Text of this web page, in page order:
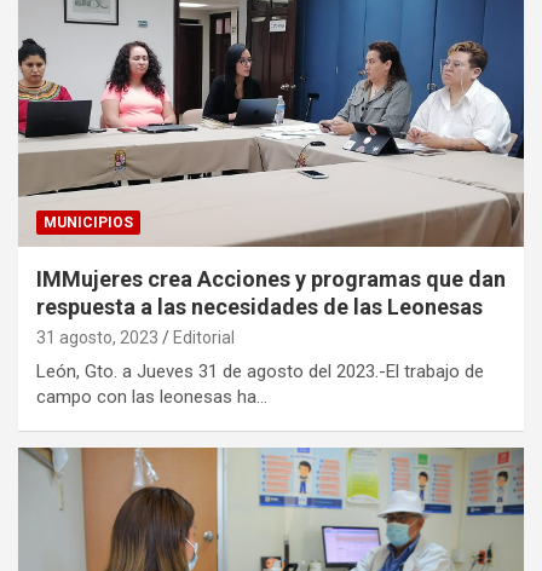
MUNICIPIOS
IMMujeres crea Acciones y programas que dan
respuesta a las necesidades de las Leonesas
31 agosto, 2023 Editorial
León, Gto. a Jueves 31 de agosto del 2023.-El trabajo de
campo con las leonesas ha…